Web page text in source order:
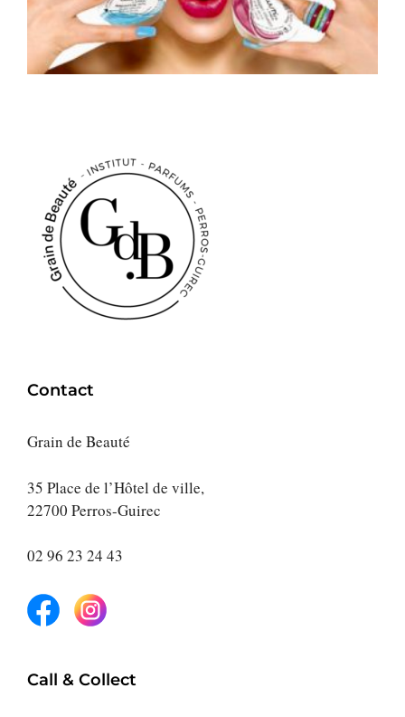
Contact
Grain de Beauté
35 Place de l’Hôtel de ville,
22700 Perros-Guirec
02 96 23 24 43
Call & Collect